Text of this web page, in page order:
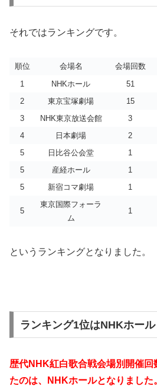
それではランキングです。
順位 会場名 会場回数
1
NHKホール 51
2
東京宝塚劇場 15
3
NHK東京放送会館 3
4
日本劇場 2
5
日比谷公会堂 1
5
産経ホール 1
5
新宿コマ劇場 1
5
東京国際フォーラ
ム
1
というランキングとなりました。
ランキング1位はNHKホール
歴代NHK紅白歌合戦会場別開催回
たのは、NHKホールとなりました